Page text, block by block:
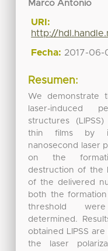
Marco Antonio
URI:
http://
Fecha: 2017-06-
Resumen:
We demonstrate
laser-induced
structures
thin films by
nanosecond laser
on the
destruction of the
of the delivered
both the
threshold
determined.
obtained LIPSS
the laser